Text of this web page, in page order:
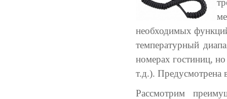
необходимых
температурный
номерах гостиниц,
т.д.). Предусмотрена
Рассмотрим